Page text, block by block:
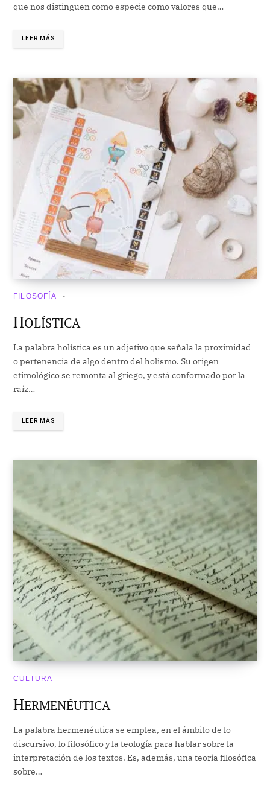
que nos distinguen como especie como valores que…
LEER MÁS
FILOSOFÍA
HOLÍSTICA
La palabra holística es un adjetivo que señala la proximidad
o pertenencia de algo dentro del holismo. Su origen
etimológico se remonta al griego, y está conformado por la
raíz…
LEER MÁS
CULTURA
HERMENÉUTICA
La palabra hermenéutica se emplea, en el ámbito de lo
discursivo, lo filosófico y la teología para hablar sobre la
interpretación de los textos. Es, además, una teoría filosófica
sobre…